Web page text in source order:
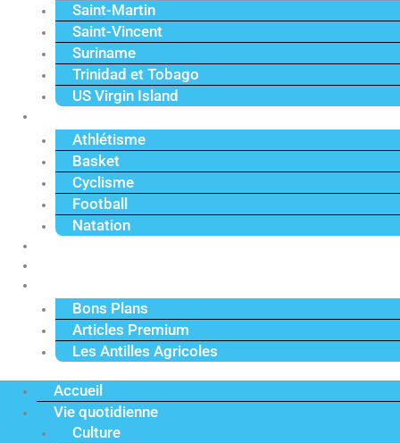
Saint-Martin
Saint-Vincent
Suriname
Trinidad et Tobago
US Virgin Island
Athlétisme
Basket
Cyclisme
Football
Natation
Bons Plans
Articles Premium
Les Antilles Agricoles
Accueil
Vie quotidienne
Culture